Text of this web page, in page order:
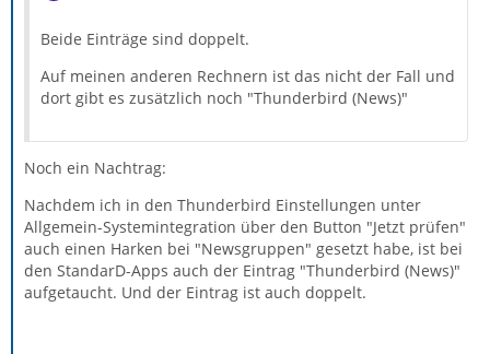
Beide Einträge sind doppelt.
Auf meinen anderen Rechnern ist das nicht der Fall und
dort gibt es zusätzlich noch "Thunderbird (News)"
Noch ein Nachtrag:
Nachdem ich in den Thunderbird Einstellungen unter
Allgemein-Systemintegration über den Button "Jetzt prüfen"
auch einen Harken bei "Newsgruppen" gesetzt habe, ist bei
den StandarD-Apps auch der Eintrag "Thunderbird (News)"
aufgetaucht. Und der Eintrag ist auch doppelt.